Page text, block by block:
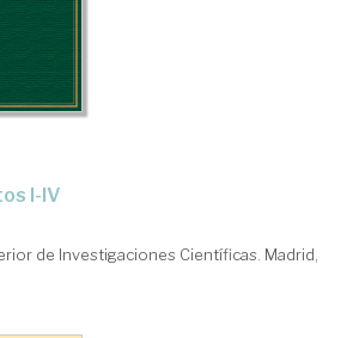
I-IV
de Investigaciones Científicas. Madrid,